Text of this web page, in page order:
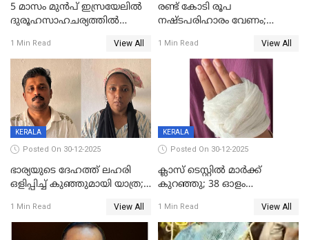
5 മാസം മുൻപ് ഇസ്രയേലിൽ
ദുരൂഹസാഹചര്യത്തിൽ
മലയാളി യുവാവിന്റെ ഭാര്യയും
മരിച്ചു
1 Min Read View All
രണ്ട് കോടി രൂപ
നഷ്ടപരിഹാരം വേണം;
നോട്ടീസയച്ച് ഉമാ തോമസ്
1 Min Read View All
KERALA
Posted On 30-12-2025
ഭാര്യയുടെ ദേഹത്ത് ലഹരി
ഒളിപ്പിച്ച് കുഞ്ഞുമായി യാത്ര;
പിടികൂടി പൊലീസ്
1 Min Read View All
KERALA
Posted On 30-12-2025
ക്ലാസ് ടെസ്റ്റിൽ മാർക്ക്
കുറഞ്ഞു; 38 ഓളം
സെന്ററിലെ അധ്യാപകന്‍
മർദിച്ചതായി പരാതി
1 Min Read View All